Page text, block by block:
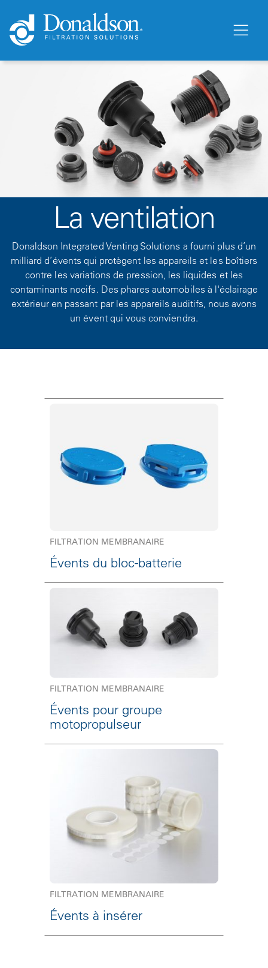
La ventilation
Donaldson Integrated Venting Solutions a fourni plus d’un
milliard d’évents qui protègent les appareils et les boîtiers
contre les variations de pression, les liquides et les
contaminants nocifs. Des phares automobiles à l'éclairage
extérieur en passant par les appareils auditifs, nous avons
un évent qui vous conviendra.
FILTRATION MEMBRANAIRE
Évents du bloc-batterie
FILTRATION MEMBRANAIRE
Évents pour groupe
motopropulseur
FILTRATION MEMBRANAIRE
Évents à insérer